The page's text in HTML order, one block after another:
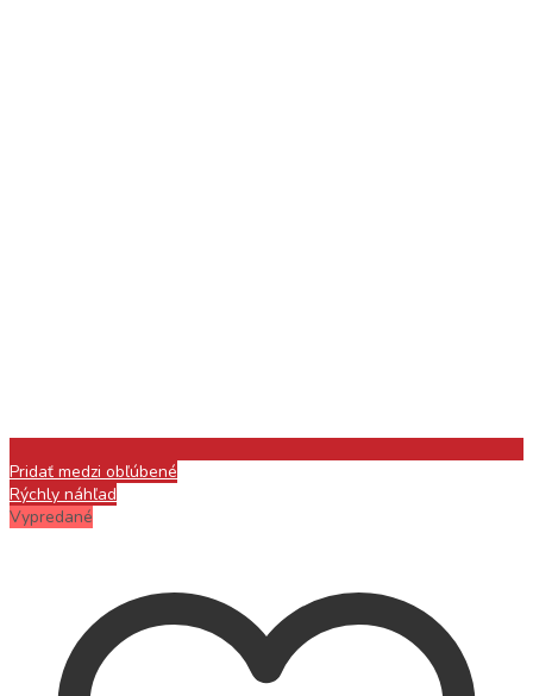
Pridať medzi obľúbené
Rýchly náhľad
Vypredané